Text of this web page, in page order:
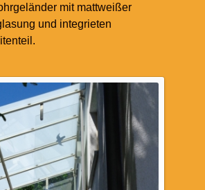
mit mattweißer
und integrieten